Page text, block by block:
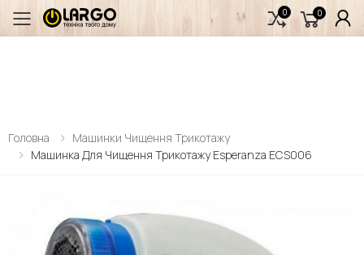
Переключити мобільне меню
0 0
Головна
Машинки Чищення Трикотажу
Машинка Для Чищення Трикотажу Esperanza ECS006